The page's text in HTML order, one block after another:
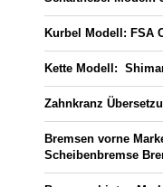
Kurbel Modell: FSA
Kette Modell:
Zahnkranz
Bremsen vorne
Scheibenbremse